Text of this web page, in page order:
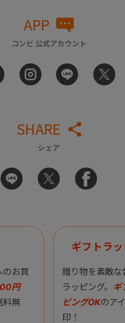
APP
コンビ 公式アカウント
SHARE
シェア
のお買
円
料無
ギフトラ
贈り物を素敵な
ラッピング。 ギ
ピングOKのア
印！